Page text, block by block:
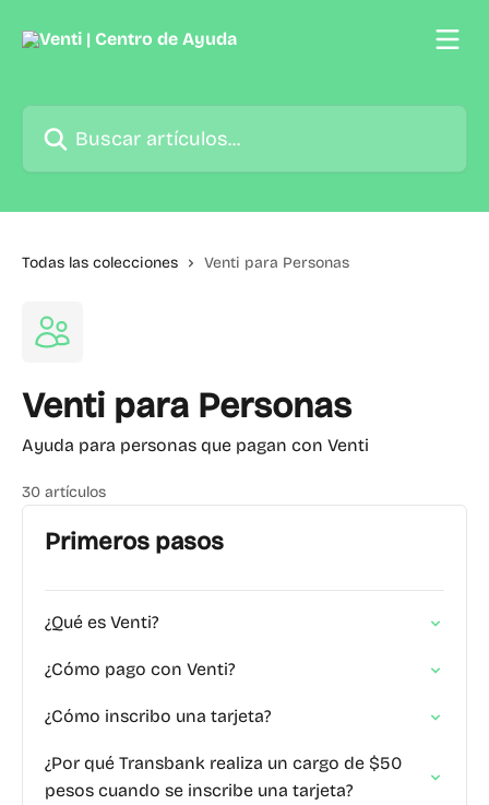
Todas las colecciones Venti para Personas
Venti para Personas
Ayuda para personas que pagan con Venti
30 artículos
Primeros pasos
¿Qué es Venti?
¿Cómo pago con Venti?
¿Cómo inscribo una tarjeta?
¿Por qué Transbank realiza un cargo de $50
pesos cuando se inscribe una tarjeta?